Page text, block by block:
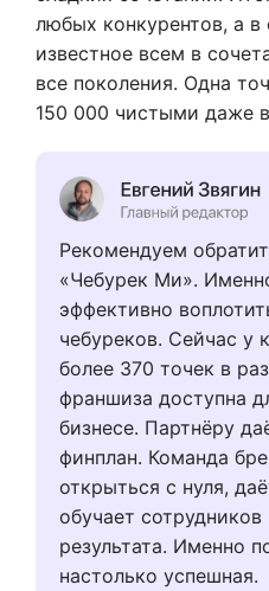
любых конкурентов, а в
известное всем в
все поколения. Одна
150 000 чистыми даже
Рекомендуем
«Чебурек Ми».
эффективно
чебуреков. Сейчас у
более 370 точек в
франшиза доступна
бизнесе. Партнёру
финплан. Команда
открыться с нуля,
обучает
результата. Именно
настолько успешная.